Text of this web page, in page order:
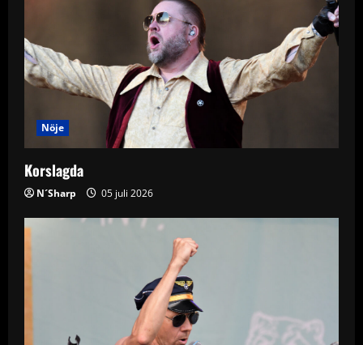
a
t
o
n
Nöje
Korslagda
N´Sharp 05 juli 2026